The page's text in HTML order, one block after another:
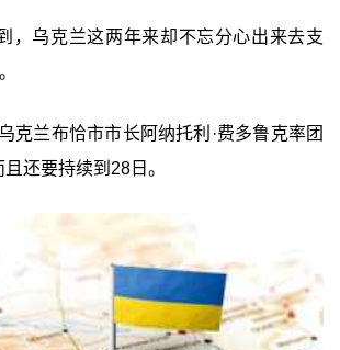
，乌克兰这两年来却不忘分心出来去支
克兰布恰市市长阿纳托利·费多鲁克率团
还要持续到28日。